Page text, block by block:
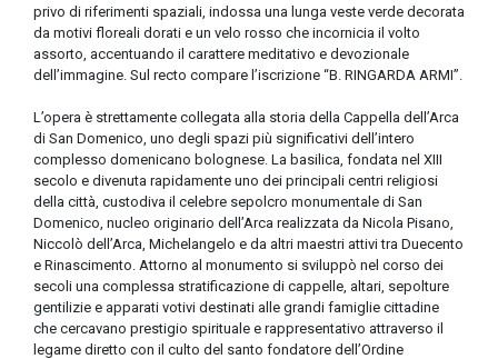
privo di riferimenti spaziali, indossa una lunga veste verde decorata
da motivi floreali dorati e un velo rosso che incornicia il volto
assorto, accentuando il carattere meditativo e devozionale
dell’immagine. Sul recto compare l’iscrizione “B. RINGARDA ARMI”.
L’opera è strettamente collegata alla storia della Cappella dell’Arca
di San Domenico, uno degli spazi più significativi dell’intero
complesso domenicano bolognese. La basilica, fondata nel XIII
secolo e divenuta rapidamente uno dei principali centri religiosi
della città, custodiva il celebre sepolcro monumentale di San
Domenico, nucleo originario dell’Arca realizzata da Nicola Pisano,
Niccolò dell’Arca, Michelangelo e da altri maestri attivi tra Duecento
e Rinascimento. Attorno al monumento si sviluppò nel corso dei
secoli una complessa stratificazione di cappelle, altari, sepolture
gentilizie e apparati votivi destinati alle grandi famiglie cittadine
che cercavano prestigio spirituale e rappresentativo attraverso il
legame diretto con il culto del santo fondatore dell’Ordine